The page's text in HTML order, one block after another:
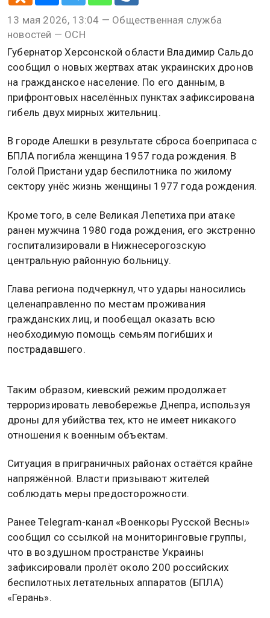
13 мая 2026, 13:04 — Общественная служба
новостей — ОСН
Губернатор Херсонской области Владимир Сальдо
сообщил о новых жертвах атак украинских дронов
на гражданское население. По его данным, в
прифронтовых населённых пунктах зафиксирована
гибель двух мирных жительниц.
В городе Алешки в результате сброса боеприпаса с
БПЛА погибла женщина 1957 года рождения. В
Голой Пристани удар беспилотника по жилому
сектору унёс жизнь женщины 1977 года рождения.
Кроме того, в селе Великая Лепетиха при атаке
ранен мужчина 1980 года рождения, его экстренно
госпитализировали в Нижнесерогозскую
центральную районную больницу.
Глава региона подчеркнул, что удары наносились
целенаправленно по местам проживания
гражданских лиц, и пообещал оказать всю
необходимую помощь семьям погибших и
пострадавшего.
Таким образом, киевский режим продолжает
терроризировать левобережье Днепра, используя
дроны для убийства тех, кто не имеет никакого
отношения к военным объектам.
Ситуация в приграничных районах остаётся крайне
напряжённой. Власти призывают жителей
соблюдать меры предосторожности.
Ранее Telegram-канал «Военкоры Русской Весны»
сообщил со ссылкой на мониторинговые группы,
что в воздушном пространстве Украины
зафиксировали пролёт около 200 российских
беспилотных летательных аппаратов (БПЛА)
«Герань».